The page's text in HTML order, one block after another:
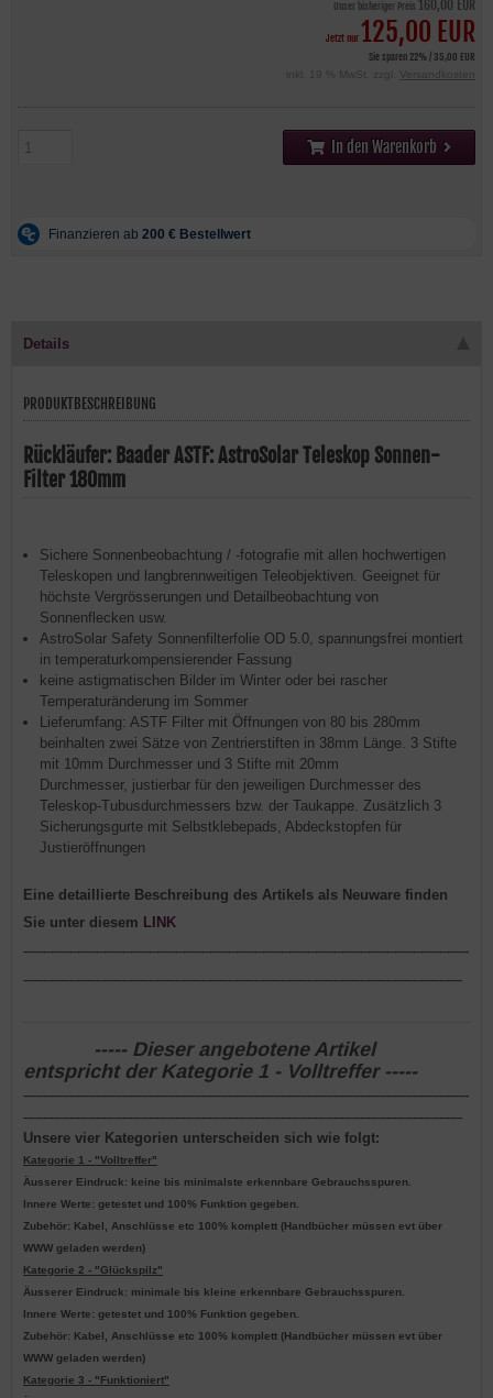
Unser bisheriger Preis 160,00 EUR
Jetzt nur125,00 EUR
Sie sparen 22% / 35,00 EUR
inkl. 19 % MwSt. zzgl.
Versandkosten
In den Warenkorb
Details
PRODUKTBESCHREIBUNG
Rückläufer: Baader ASTF: AstroSolar Teleskop Sonnen-
Filter 180mm
Sichere Sonnenbeobachtung / -fotografie mit allen hochwertigen
Teleskopen und langbrennweitigen Teleobjektiven. Geeignet für
höchste Vergrösserungen und Detailbeobachtung von
Sonnenflecken usw.
AstroSolar Safety Sonnenfilterfolie OD 5.0, spannungsfrei montiert
in temperaturkompensierender Fassung
keine astigmatischen Bilder im Winter oder bei rascher
Temperaturänderung im Sommer
Lieferumfang: ASTF Filter mit Öffnungen von 80 bis 280mm
beinhalten zwei Sätze von Zentrierstiften in 38mm Länge. 3 Stifte
mit 10mm Durchmesser und 3 Stifte mit 20mm
Durchmesser, justierbar für den jeweiligen Durchmesser des
Teleskop-Tubusdurchmessers bzw. der Taukappe. Zusätzlich 3
Sicherungsgurte mit Selbstklebepads, Abdeckstopfen für
Justieröffnungen
Eine detaillierte Beschreibung des Artikels als Neuware finden
Sie unter diesem LINK
---------------------------------------------------------------------------------------------------------------------------------------
-------------------------------------------------------------------------------------------------------------------------------------
----- Dieser angebotene Artikel
entspricht der Kategorie 1 - Volltreffer -----
---------------------------------------------------------------------------------------------------------------------------------------
-------------------------------------------------------------------------------------------------------------------------------------
Unsere vier Kategorien unterscheiden sich wie folgt:
Kategorie 1 - "Volltreffer"
Äusserer Eindruck: keine bis minimalste erkennbare Gebrauchsspuren.
Innere Werte: getestet und 100% Funktion gegeben.
Zubehör: Kabel, Anschlüsse etc 100% komplett (Handbücher müssen evt über
WWW geladen werden)
Kategorie 2 - "Glückspilz"
Äusserer Eindruck: minimale bis kleine erkennbare Gebrauchsspuren.
Innere Werte: getestet und 100% Funktion gegeben.
Zubehör: Kabel, Anschlüsse etc 100% komplett (Handbücher müssen evt über
WWW geladen werden)
Kategorie 3 - "Funktioniert"